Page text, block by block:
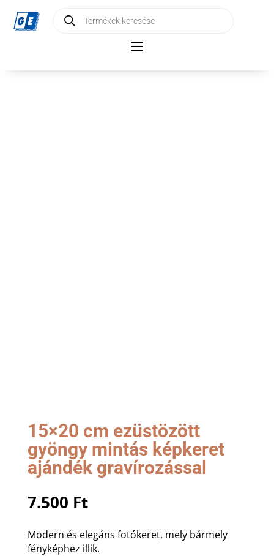
search
15×20 cm ezüstözött
gyöngy mintás képkeret
ajándék gravírozással
7.500 Ft
Modern és elegáns fotókeret, mely bármely
fényképhez illik.